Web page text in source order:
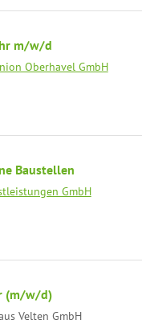
m/w/d
Oberhavel GmbH
Baustellen
GmbH
(m/w/d)
Velten GmbH